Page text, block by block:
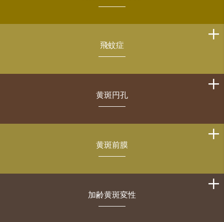
飛蚊症
黄斑円孔
黄斑前膜
加齢黄斑変性